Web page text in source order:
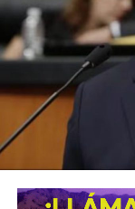
la Fenapo acerca
mundial a las
del cambio que
presencia de
de mayor